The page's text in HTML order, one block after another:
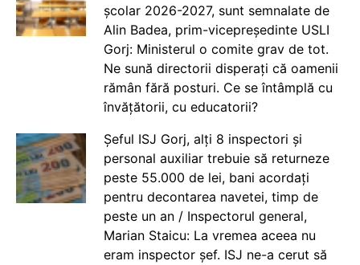
școlar 2026-2027, sunt semnalate de
Alin Badea, prim-vicepreședinte USLI
Gorj: Ministerul o comite grav de tot.
Ne sună directorii disperați că oamenii
rămân fără posturi. Ce se întâmplă cu
învățătorii, cu educatorii?
Șeful ISJ Gorj, alți 8 inspectori și
personal auxiliar trebuie să returneze
peste 55.000 de lei, bani acordați
pentru decontarea navetei, timp de
peste un an / Inspectorul general,
Marian Staicu: La vremea aceea nu
eram inspector șef. ISJ ne-a cerut să